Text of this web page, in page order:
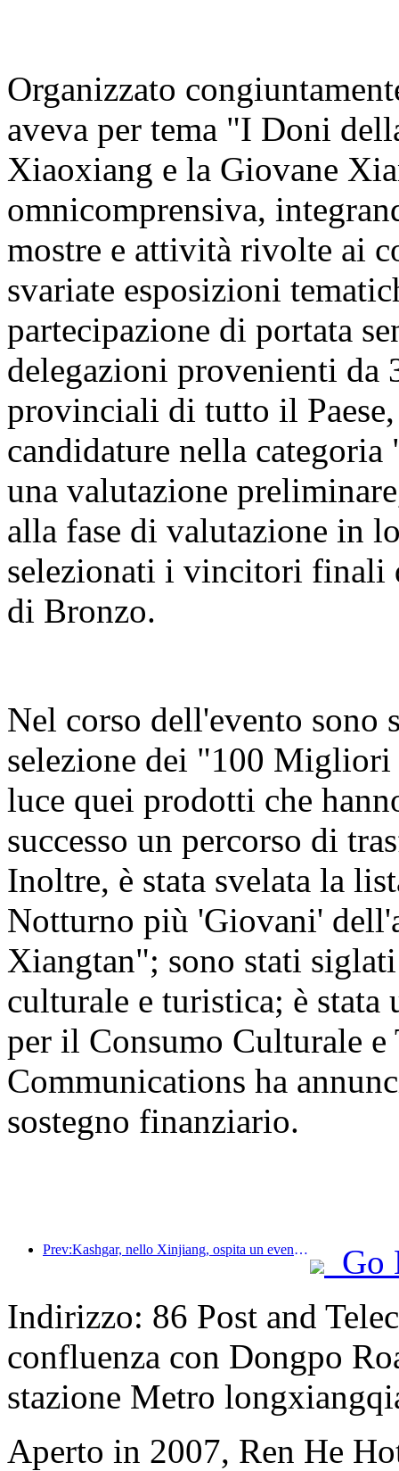
Organizzato
aveva per tema "I Doni
Xiaoxiang e la Giovane
omnicomprensiva,
mostre e attività rivolte ai
svariate esposizioni
partecipazione di portata
delegazioni provenienti da
provinciali di tutto il
candidature nella
una valutazione
alla fase di valutazione in
selezionati i vincitori finali
di Bronzo.
Nel corso dell'evento
selezione dei "100
luce quei prodotti che
successo un percorso di
Inoltre, è stata svelata la
Notturno più 'Giovani'
Xiangtan"; sono stati
culturale e turistica; è
per il Consumo Culturale
Communications ha
sostegno finanziario.
Prev:Kashgar, nello Xinjiang, ospita un evento di promozione turistica per favorire lo scambio interetnico.
Go
Indirizzo: 86 Post and
confluenza con Dongpo
stazione Metro
Aperto in 2007, Ren He